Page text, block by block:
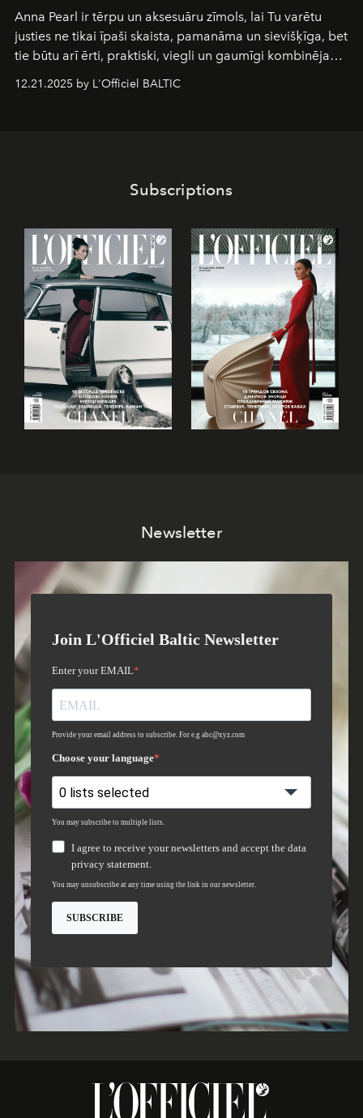
Anna Pearl ir tērpu un aksesuāru zīmols, lai Tu varētu
justies ne tikai īpaši skaista, pamanāma un sievišķīga, bet
tie būtu arī ērti, praktiski, viegli un gaumīgi kombinējami
gan savā starpā, gan varētu pavadīt Tevi jebkuros dzīves
piedzīvojumos.
12.21.2025 by L'Officiel BALTIC
Subscriptions
Newsletter